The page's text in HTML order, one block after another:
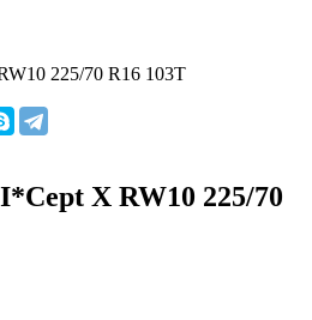
225/70 R16 103T
X RW10 225/70